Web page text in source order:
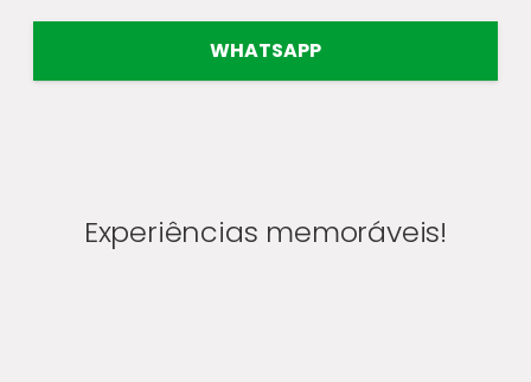
WHATSAPP
Experiências memoráveis!